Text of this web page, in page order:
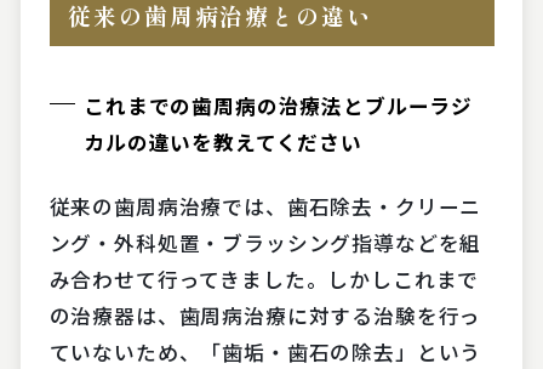
従来の歯周病治療との違い
これまでの歯周病の治療法とブルーラジ
カルの違いを教えてください
従来の歯周病治療では、歯石除去・クリーニ
ング・外科処置・ブラッシング指導などを組
み合わせて行ってきました。しかしこれまで
の治療器は、歯周病治療に対する治験を行っ
ていないため、「歯垢・歯石の除去」という